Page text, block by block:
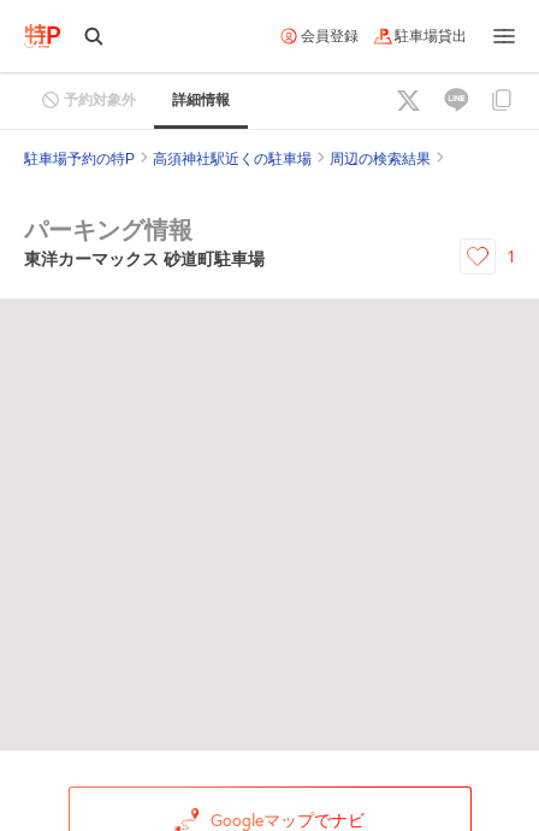
会員登録 駐車場貸出
予約対象外 詳細情報
駐車場予約の特P 高須神社駅近くの駐車場 周辺の検索結果
パーキング情報
東洋カーマックス 砂道町駐車場 1
Googleマップでナビ